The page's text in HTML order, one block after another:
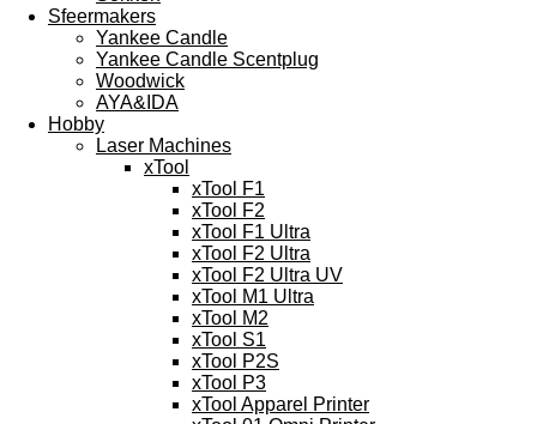
Sfeermakers
Yankee Candle
Yankee Candle Scentplug
Woodwick
AYA&IDA
Hobby
Laser Machines
xTool
xTool F1
xTool F2
xTool F1 Ultra
xTool F2 Ultra
xTool F2 Ultra UV
xTool M1 Ultra
xTool M2
xTool S1
xTool P2S
xTool P3
xTool Apparel Printer